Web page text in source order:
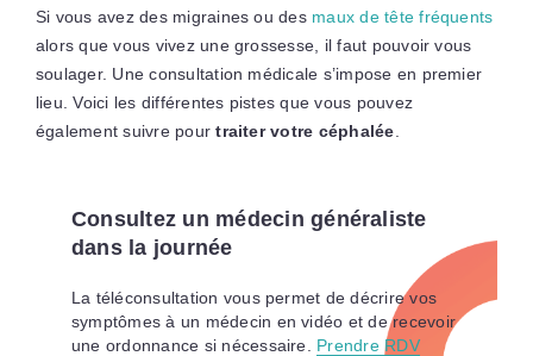
Si vous avez des migraines ou des maux de tête fréquents
alors que vous vivez une grossesse, il faut pouvoir vous
soulager. Une consultation médicale s’impose en premier
lieu. Voici les différentes pistes que vous pouvez
également suivre pourtraiter votre céphalée
Consultez un médecin généraliste
dans la journée
La téléconsultation vous permet de décrire vos
symptômes à un médecin en vidéo et de recevoir
une ordonnance si nécessaire. Prendre RDV